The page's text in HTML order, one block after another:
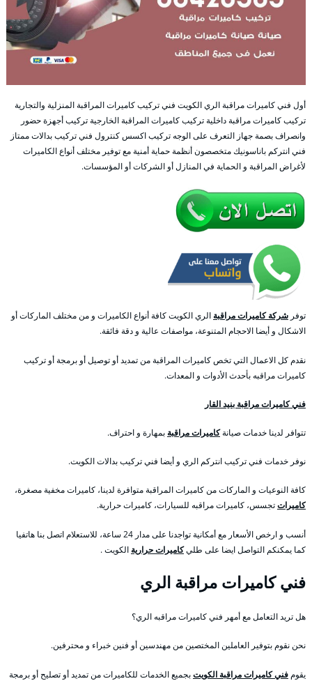
أول فني كاميرات مراقبة الري الكويت فني تركيب كاميرات المراقبة المنزلية والتجارية
تركيب كاميرات مراقبة داخلية تركيب كاميرات المراقبة الخارجية تركيب أجهزة حضور
وانصراف بصمة جهاز التعرف على الوجه تركيب اكسس كنترول فني تركيب بدالات ممتاز
فني انتركم باناسونيك متخصصون أنظمة حماية أمنية مع توفير مختلف أنواع الكاميرات
لأغراض المراقبة و الحماية في المنازل أو الشركات أو المؤسسات.
توفر شركة كاميرات مراقبة الري الكويت كافة أنواع الكاميرات و من مختلف الماركات أو
الاشكال و أيضا الاحجام المتنوعة، مواصفات عالية و دقة فائقة.
نقدم كل الاعمال التي تخص كاميرات المراقبة من تمديد أو توصيل أو برمجة أو تركيب
كاميرات مراقبه بأحدث الأدوات و المعدات.
فني كاميرات مراقبة بنيد القار
تتوافر لدينا خدمات صيانةكاميرات مراقبة بمهارة و احتراف.
نوفر خدمات فني تركيب انتركم الري و أيضا فني تركيب بدالات الكويت.
كافة النوعيات و الماركات من كاميرات المراقبة متوافرة لدينا، كاميرات مخفية مصغرة،
كاميراتتجسس، كاميرات مراقبه للسيارات، كاميرات حرارية.
أنسب و ارخص الأسعار مع أمكانية تواجدنا على مدار 24 ساعة، للاستعلام اتصل بنا هاتفيا
كما يمكنكم التواصل ايضا على طليكاميرات حرارية الكويت .
فني كاميرات مراقبة الري
هل تريد التعامل مع أمهر فني كاميرات مراقبه الري؟
نحن نقوم بتوفير العاملين المختصين من مهندسين أو فنين خبراء و محترفين.
يقوم فني كاميرات مراقبة الكويتبجميع الخدمات للكاميرات من تمديد أو تصليح أو برمجة